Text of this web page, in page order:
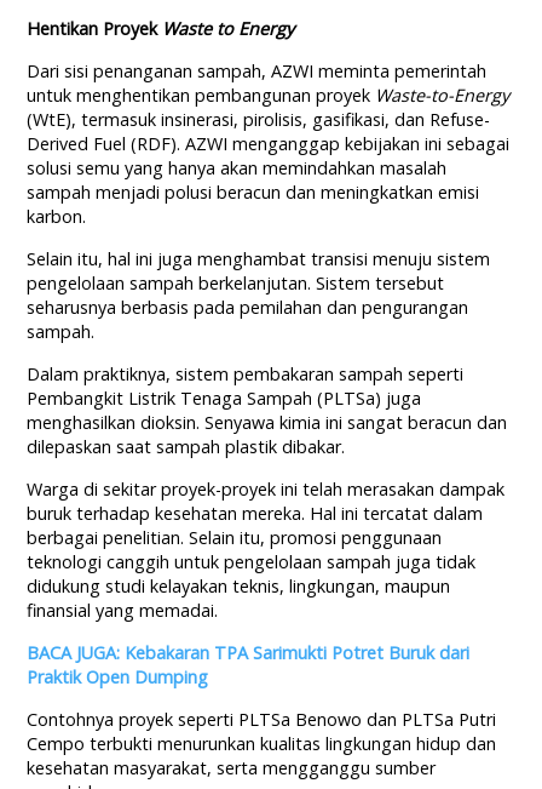
Hentikan Proyek Waste to Energy
Dari sisi penanganan sampah, AZWI meminta pemerintah
untuk menghentikan pembangunan proyek Waste-to-Energy
(WtE), termasuk insinerasi, pirolisis, gasifikasi, dan Refuse-
Derived Fuel (RDF). AZWI menganggap kebijakan ini sebagai
solusi semu yang hanya akan memindahkan masalah
sampah menjadi polusi beracun dan meningkatkan emisi
karbon.
Selain itu, hal ini juga menghambat transisi menuju sistem
pengelolaan sampah berkelanjutan. Sistem tersebut
seharusnya berbasis pada pemilahan dan pengurangan
sampah.
Dalam praktiknya, sistem pembakaran sampah seperti
Pembangkit Listrik Tenaga Sampah (PLTSa) juga
menghasilkan dioksin. Senyawa kimia ini sangat beracun dan
dilepaskan saat sampah plastik dibakar.
Warga di sekitar proyek-proyek ini telah merasakan dampak
buruk terhadap kesehatan mereka. Hal ini tercatat dalam
berbagai penelitian. Selain itu, promosi penggunaan
teknologi canggih untuk pengelolaan sampah juga tidak
didukung studi kelayakan teknis, lingkungan, maupun
finansial yang memadai.
BACA JUGA: Kebakaran TPA Sarimukti Potret Buruk dari
Praktik Open Dumping
Contohnya proyek seperti PLTSa Benowo dan PLTSa Putri
Cempo terbukti menurunkan kualitas lingkungan hidup dan
kesehatan masyarakat, serta mengganggu sumber